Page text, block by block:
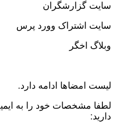
سایت گزارشگران
سایت اشتراک وورد پرس
وبلاگ اخگر
لیست امضاها ادامه دارد.
لطفا مشخصات خود را به
دارید: